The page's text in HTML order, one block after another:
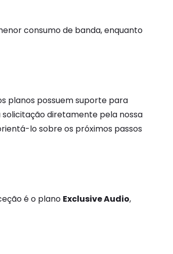
consumo de banda, enquanto
planos possuem suporte para
solicitação diretamente pela nossa
lo sobre os próximos passos
é o plano Exclusive Audio,